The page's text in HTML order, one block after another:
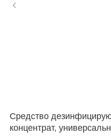
Средство
концентрат,